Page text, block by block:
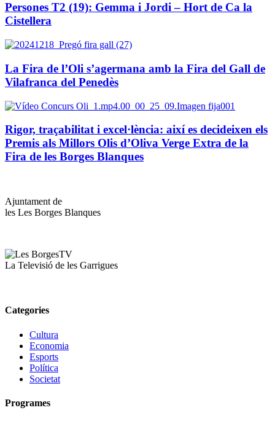
Persones T2 (19): Gemma i Jordi – Hort de Ca la
Cistellera
La Fira de l’Oli s’agermana amb la Fira del Gall de
Vilafranca del Penedès
Rigor, traçabilitat i excel·lència: així es decideixen els
Premis als Millors Olis d’Oliva Verge Extra de la
Fira de les Borges Blanques
Ajuntament de
les Les Borges Blanques
La Televisió de les Garrigues
Categories
Cultura
Economia
Esports
Política
Societat
Programes